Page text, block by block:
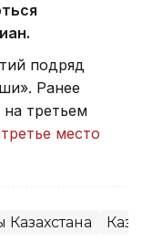
подряд
Ранее
на третьем
место